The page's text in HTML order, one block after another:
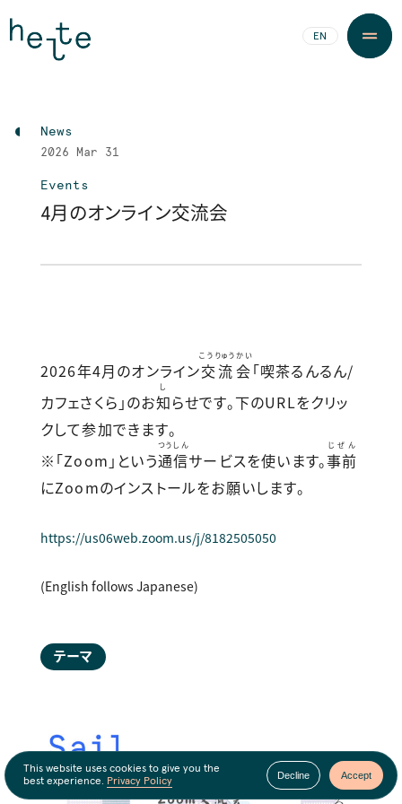
EN
News
2026 Mar 31
Events
4月のオンライン交流会
2026年4月のオンライン交流会
こうりゅうかい
「喫茶るんるん/
カフェさくら」のお知
し
らせです。下のURLをクリッ
クして参加できます。
※「Zoom」という通信
つうしん
サービスを使います。事前
じぜん
にZoomのインストールをお願いします。
https://us06web.zoom.us/j/8182505050
(English follows Japanese)
テーマ
This website uses cookies to give you the
best experience. Privacy Policy
Decline Accept